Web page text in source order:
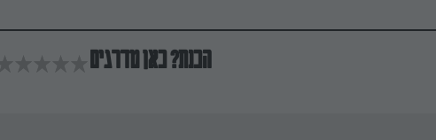
הכנת? כאן מדרגים